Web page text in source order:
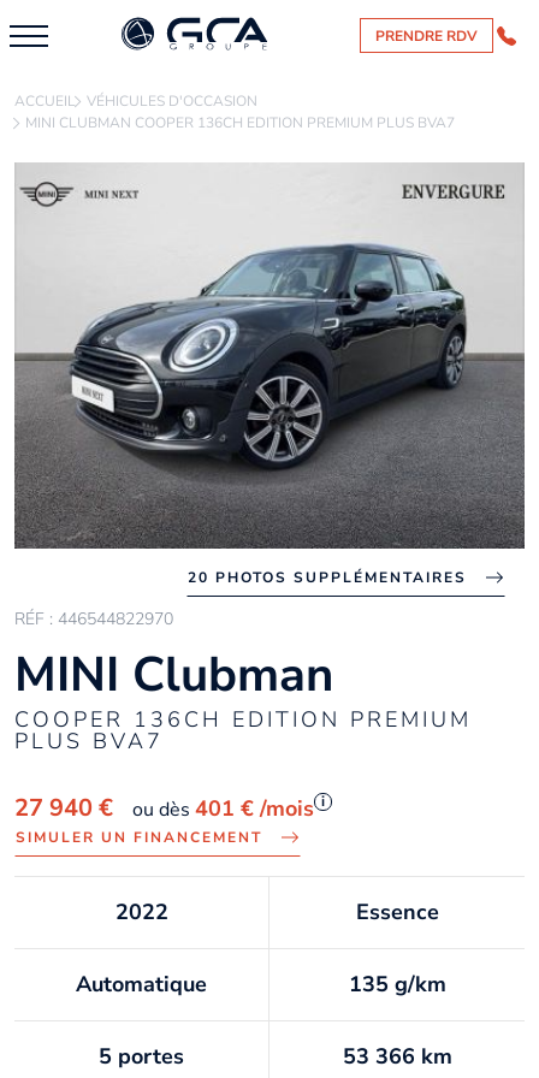
PRENDRE RDV
ACCUEIL VÉHICULES D'OCCASION
MINI CLUBMAN COOPER 136CH EDITION PREMIUM PLUS BVA7
20 PHOTOS SUPPLÉMENTAIRES
RÉF : 446544822970
MINI Clubman
COOPER 136CH EDITION PREMIUM
PLUS BVA7
27 940 € ou dès 401 € /mois i
SIMULER UN FINANCEMENT
2022 Essence
Automatique 135 g/km
5 portes 53 366 km